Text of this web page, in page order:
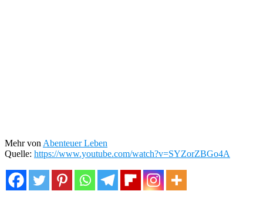
Mehr von Abenteuer Leben
Quelle: https://www.youtube.com/watch?v=SYZorZBGo4A